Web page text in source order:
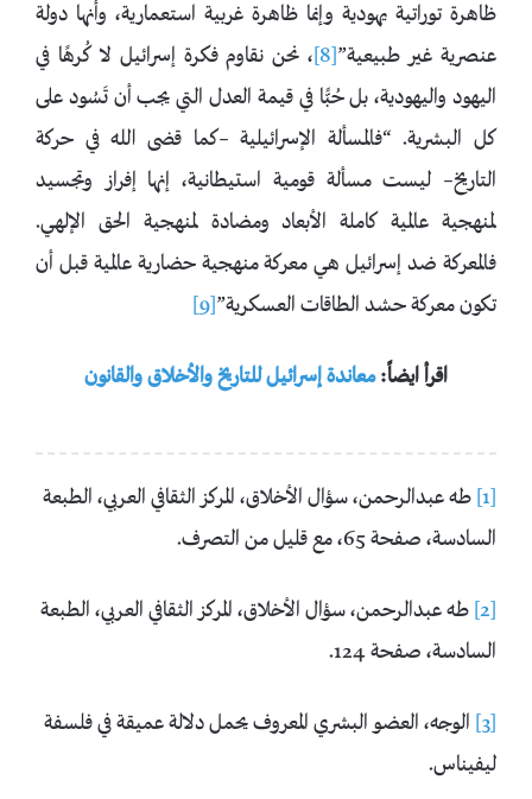
ظاهرة توراتية يهودية وإنما ظاهرة غربية استعمارية، وأنها دولة
عنصرية غير طبيعية”[8]
، نحن نقاوم فكرة إسرائيل لا كُرهًا في
اليهود واليهودية، بل حُبًّا في قيمة العدل التي يجب أن تَسُود على
كل البشرية. “فالمسألة الإسرائيلية –كما قضى الله في حركة
التاريخ– ليست مسألة قومية استيطانية، إنها إفراز وتجسيد
لمنهجية عالمية كاملة الأبعاد ومضادة لمنهجية الحق الإلهي.
فالمعركة ضد إسرائيل هي معركة منهجية حضارية عالمية قبل أن
تكون معركة حشد الطاقات العسكرية”[9]
اقرأ ايضاً:معاندة إسرائيل للتاريخ والأخلاق والقانون
[1]
طه عبدالرحمن، سؤال الأخلاق، المركز الثقافي العربي، الطبعة
السادسة، صفحة 65، مع قليل من التصرف.
[2]
طه عبدالرحمن، سؤال الأخلاق، المركز الثقافي العربي، الطبعة
السادسة، صفحة 124.
[3]
الوجه، العضو البشري المعروف يحمل دلالة عميقة في فلسفة
ليفيناس.